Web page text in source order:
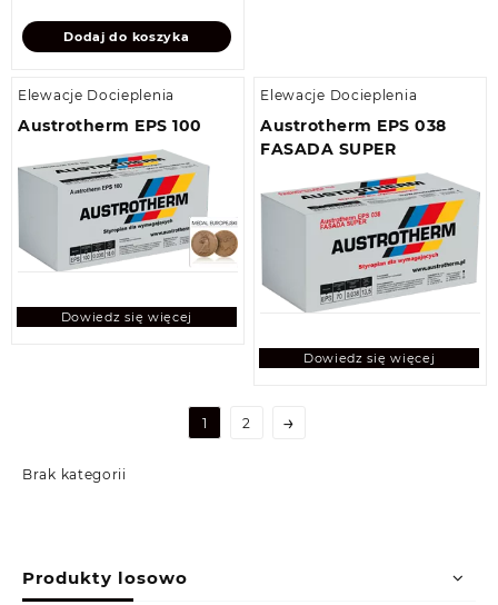
Brak kategorii
Dodaj do koszyka
Elewacje Docieplenia
Austrotherm EPS 100
Dowiedz się więcej
Elewacje Docieplenia
Austrotherm EPS 038
FASADA SUPER
Dowiedz się więcej
1 2 →
Produkty losowo